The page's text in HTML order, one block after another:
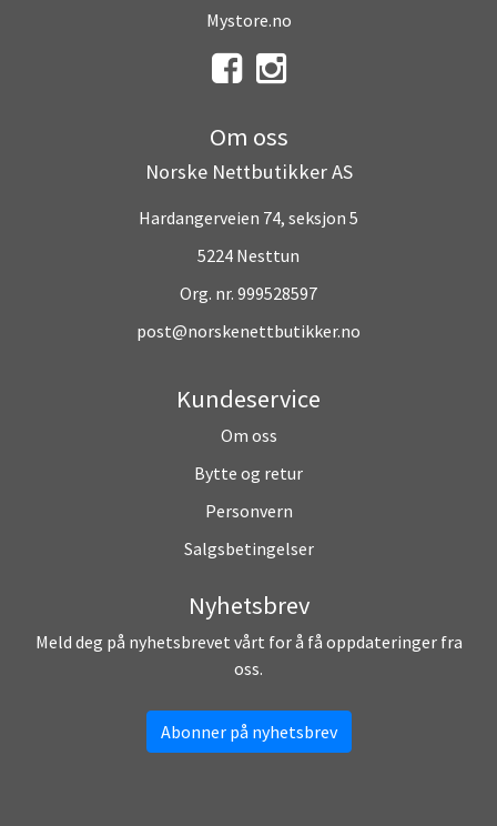
Mystore.no
Om oss
Norske Nettbutikker AS
Hardangerveien 74, seksjon 5
5224 Nesttun
Org. nr. 999528597
post@norskenettbutikker.no
Kundeservice
Om oss
Bytte og retur
Personvern
Salgsbetingelser
Nyhetsbrev
Meld deg på nyhetsbrevet vårt for å få oppdateringer fra
oss.
Abonner på nyhetsbrev